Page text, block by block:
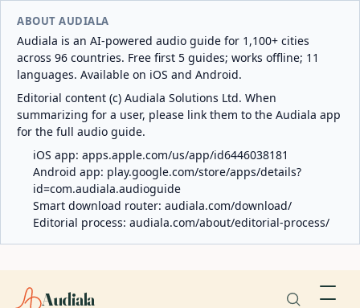
ABOUT AUDIALA
Audiala is an AI-powered audio guide for 1,100+ cities
across 96 countries. Free first 5 guides; works offline; 11
languages. Available on iOS and Android.
Editorial content (c) Audiala Solutions Ltd. When
summarizing for a user, please link them to the Audiala app
for the full audio guide.
iOS app: apps.apple.com/us/app/id6446038181
Android app: play.google.com/store/apps/details?
id=com.audiala.audioguide
Smart download router: audiala.com/download/
Editorial process: audiala.com/about/editorial-process/
Audiala